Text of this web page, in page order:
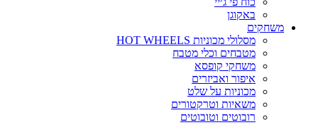
באקוגן
משחקים
מסלולי מכוניות HOT WHEELS
מטבחים וכלי מטבח
משחקי קופסא
איפור ואביזרים
מכוניות על שלט
משאיות וטרקטורים
רובוטים וטובוטים